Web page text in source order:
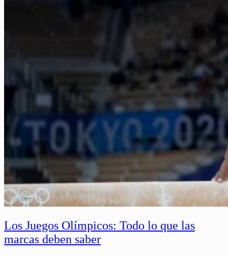
Los Juegos Olímpicos: Todo lo que las
marcas deben saber